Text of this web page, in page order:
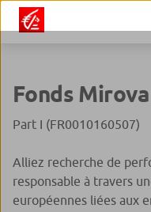
Fonds
Part I (FR0010160507)
Alliez recherche de
responsable à travers
européennes liées aux